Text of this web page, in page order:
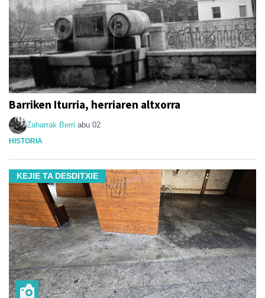
Barriken Iturria, herriaren altxorra
Zaharrak Berri abu 02
HISTORIA
KEJIE TA DESDITXIE